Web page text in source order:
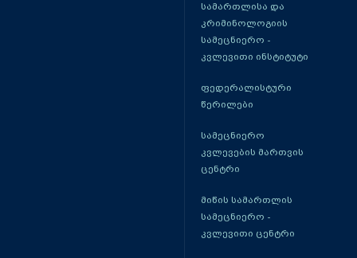
სამართლისა და
კრიმინოლოგიის
სამეცნიერო -
კვლევითი ინსტიტუტი
ფედერალისტური
წერილები
სამეცნიერო
კვლევების მართვის
ცენტრი
მიწის სამართლის
სამეცნიერო -
კვლევითი ცენტრი